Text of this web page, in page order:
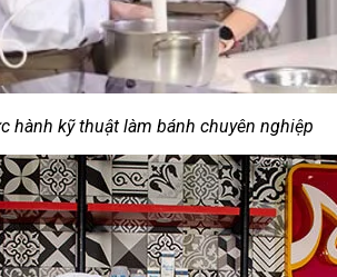
hành kỹ thuật làm bánh chuyên nghiệp